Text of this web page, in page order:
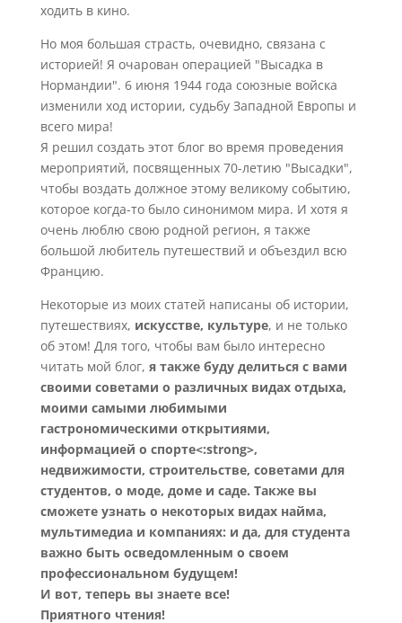
ходить в кино.
Но моя большая страсть, очевидно, связана с
историей! Я очарован операцией "Высадка в
Нормандии". 6 июня 1944 года союзные войска
изменили ход истории, судьбу Западной Европы и
всего мира!
Я решил создать этот блог во время проведения
мероприятий, посвященных 70-летию "Высадки",
чтобы воздать должное этому великому событию,
которое когда-то было синонимом мира. И хотя я
очень люблю свою родной регион, я также
большой любитель путешествий и объездил всю
Францию.
Некоторые из моих статей написаны об истории,
путешествиях, искусстве, культуре, и не только
об этом! Для того, чтобы вам было интересно
читать мой блог, я также буду делиться с вами
своими советами о различных видах отдыха,
моими самыми любимыми
гастрономическими открытиями,
информацией о спорте<:strong>,
недвижимости, строительстве, советами для
студентов, о моде, доме и саде. Также вы
сможете узнать о некоторых видах найма,
мультимедиа и компаниях: и да, для студента
важно быть осведомленным о своем
профессиональном будущем!
И вот, теперь вы знаете все!
Приятного чтения!